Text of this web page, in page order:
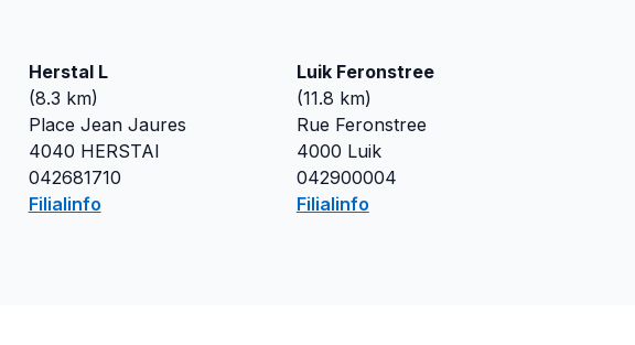
Herstal L
(8.3 km)
Place Jean Jaures
4040 HERSTAl
042681710
Filialinfo
Luik Feronstree
(11.8 km)
Rue Feronstree
4000 Luik
042900004
Filialinfo